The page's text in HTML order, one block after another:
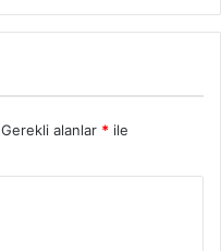
Gerekli alanlar * ile